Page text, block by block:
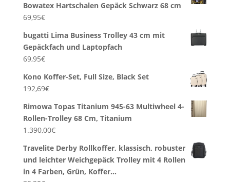
Bowatex Hartschalen Gepäck Schwarz 68 cm
69,95€
bugatti Lima Business Trolley 43 cm mit
Gepäckfach und Laptopfach
69,95€
Kono Koffer-Set, Full Size, Black Set
192,69€
Rimowa Topas Titanium 945-63 Multiwheel 4-
Rollen-Trolley 68 Cm, Titanium
1.390,00€
Travelite Derby Rollkoffer, klassisch, robuster
und leichter Weichgepäck Trolley mit 4 Rollen
in 4 Farben, Grün, Koffer…